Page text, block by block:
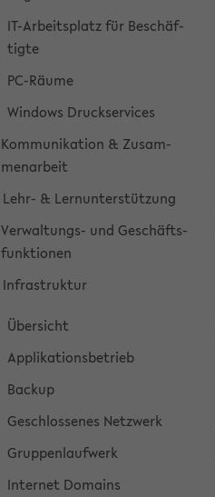
IT-​Arbeitsplatz für Be­schäf­
tig­te
PC-​Räume
Win­dows Druck­ser­vices
Kom­mu­ni­ka­ti­on & Zu­sam­
men­ar­beit
Lehr- & Lern­un­ter­stüt­zung
Verwaltungs-​ und Ge­schäfts­
funk­tio­nen
In­fra­struk­tur
Über­sicht
Ap­pli­ka­ti­ons­be­trieb
Back­up
Ge­schlos­se­nes Netz­werk
Grup­pen­lauf­werk
In­ter­net Do­mains